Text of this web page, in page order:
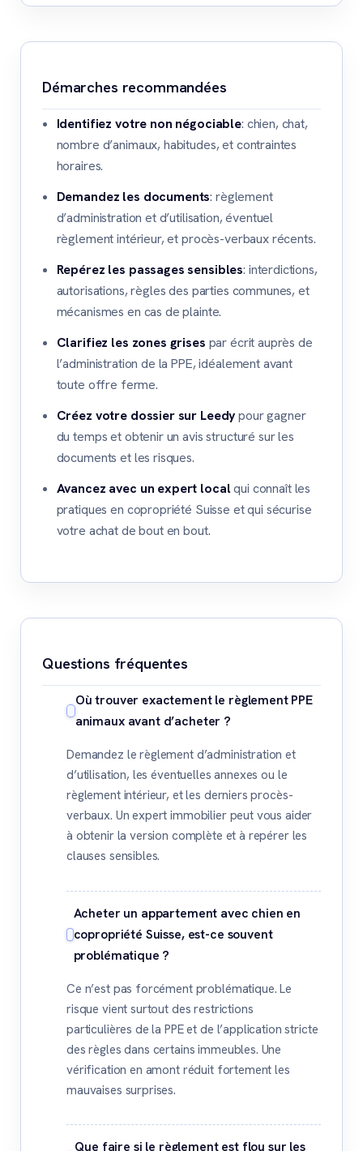
Démarches recommandées
Identifiez votre non négociable: chien, chat,
nombre d’animaux, habitudes, et contraintes
horaires.
Demandez les documents: règlement
d’administration et d’utilisation, éventuel
règlement intérieur, et procès-verbaux récents.
Repérez les passages sensibles: interdictions,
autorisations, règles des parties communes, et
mécanismes en cas de plainte.
Clarifiez les zones grises par écrit auprès de
l’administration de la PPE, idéalement avant
toute offre ferme.
Créez votre dossier sur Leedypour gagner
du temps et obtenir un avis structuré sur les
documents et les risques.
Avancez avec un expert localqui connaît les
pratiques en copropriété Suisse et qui sécurise
votre achat de bout en bout.
Questions fréquentes
Où trouver exactement le règlement PPE
animaux avant d’acheter ?
Demandez le règlement d’administration et
d’utilisation, les éventuelles annexes ou le
règlement intérieur, et les derniers procès-
verbaux. Un expert immobilier peut vous aider
à obtenir la version complète et à repérer les
clauses sensibles.
Acheter un appartement avec chien en
copropriété Suisse, est-ce souvent
problématique ?
Ce n’est pas forcément problématique. Le
risque vient surtout des restrictions
particulières de la PPE et de l’application stricte
des règles dans certains immeubles. Une
vérification en amont réduit fortement les
mauvaises surprises.
Que faire si le règlement est flou sur les